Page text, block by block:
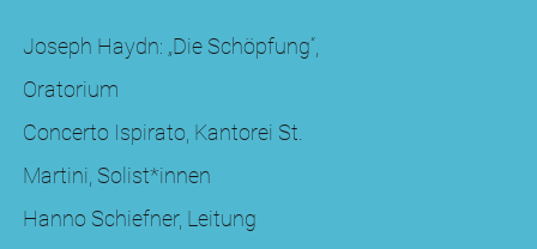
Joseph Haydn: „Die Schöpfung“,
Oratorium
Concerto Ispirato, Kantorei St.
Martini, Solist*innen
Hanno Schiefner, Leitung